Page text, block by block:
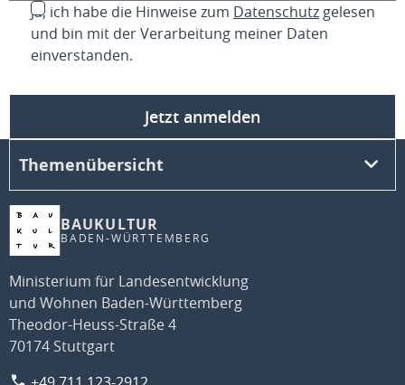
Ja, ich habe die Hinweise zum Datenschutz gelesen
und bin mit der Verarbeitung meiner Daten
einverstanden.
Jetzt anmelden
BAUKULTUR
BADEN-WÜRTTEMBERG
Ministerium für Landesentwicklung
und Wohnen Baden-Württemberg
Theodor-Heuss-Straße 4
70174 Stuttgart
Themenübersicht